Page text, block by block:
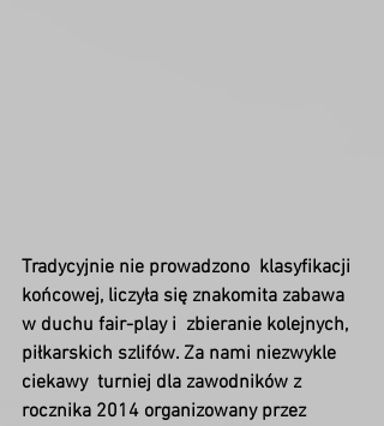
Tradycyjnie nie prowadzono  klasyfikacji
końcowej, liczyła się znakomita zabawa
w duchu fair-play i  zbieranie kolejnych,
piłkarskich szlifów. Za nami niezwykle
ciekawy  turniej dla zawodników z
rocznika 2014 organizowany przez